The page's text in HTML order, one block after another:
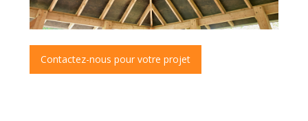
Contactez-nous pour votre projet